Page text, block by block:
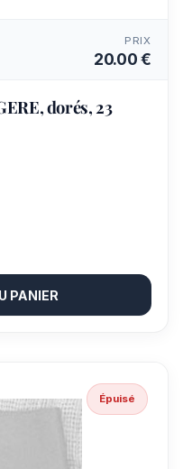
PRIX
20.00 €
dorés, 23
PANIER
Épuisé